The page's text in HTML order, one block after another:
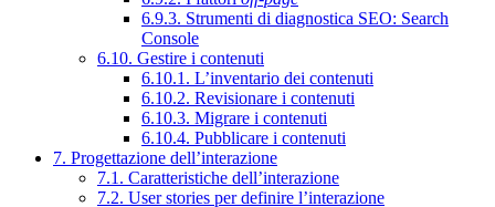
6.9.3. Strumenti di diagnostica SEO: Search
Console
6.10. Gestire i contenuti
6.10.1. L’inventario dei contenuti
6.10.2. Revisionare i contenuti
6.10.3. Migrare i contenuti
6.10.4. Pubblicare i contenuti
7. Progettazione dell’interazione
7.1. Caratteristiche dell’interazione
7.2. User stories per definire l’interazione